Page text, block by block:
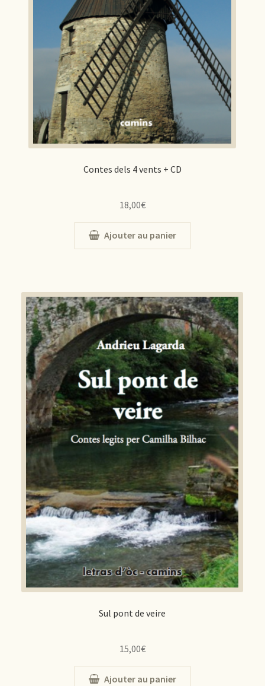
Contes dels 4 vents + CD
18,00€
Ajouter au panier
Sul pont de veire
15,00€
Ajouter au panier